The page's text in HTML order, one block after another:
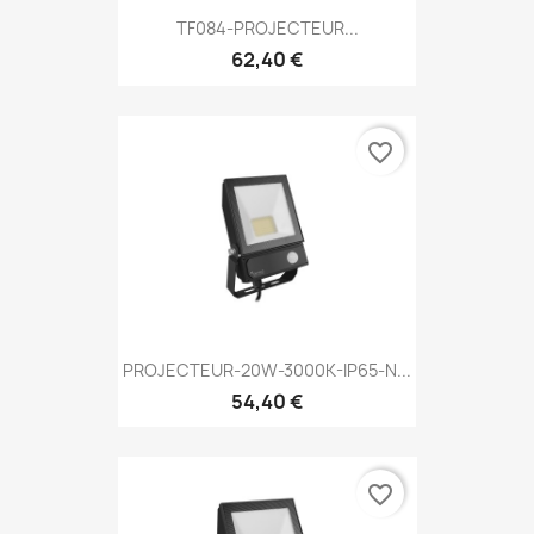
TF084-PROJECTEUR...
62,40 €
PROJECTEUR-20W-3000K-IP65-N...
54,40 €
favorite_border
favorite_border